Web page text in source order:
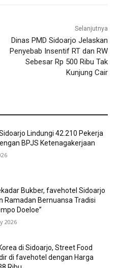
Selanjutnya
Dinas PMD Sidoarjo Jelaskan
Penyebab Insentif RT dan RW
Sebesar Rp 500 Ribu Tak
Kunjung Cair
Lindungi 42.210 Pekerja
BPJS Ketenagakerjaan
Bukber, favehotel Sidoarjo
Ramadan Bernuansa Tradisi
Doeloe”
2026
di Sidoarjo, Street Food
di favehotel dengan Harga